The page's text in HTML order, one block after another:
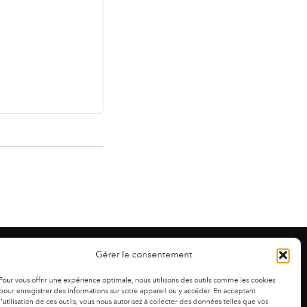
Gérer le consentement
Pour vous offrir une expérience optimale, nous utilisons des outils comme les cookies
pour enregistrer des informations sur votre appareil ou y accéder. En acceptant
l'utilisation de ces outils, vous nous autorisez à collecter des données telles que vos